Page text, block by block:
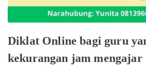
Diklat Online bagi guru
kekurangan jam mengajar